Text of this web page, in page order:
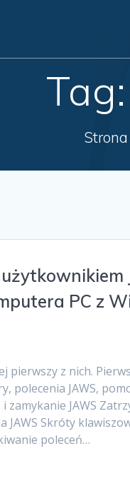
Tag:
PC z
z nich.
polecenia JAWS,
JAWS
JAWS Skróty
poleceń…